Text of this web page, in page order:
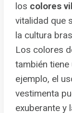
los colores
vitalidad que
la cultura
Los colores
también
ejemplo, el
vestimenta
exuberante y